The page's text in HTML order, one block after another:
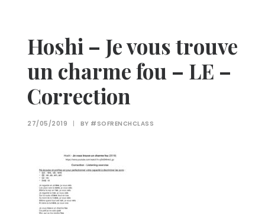
Hoshi – Je vous trouve
un charme fou – LE –
Correction
27/05/2019 | BY #SOFRENCHCLASS